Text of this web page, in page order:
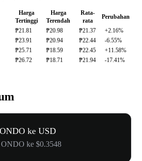
Harga
Tertinggi
Harga
Terendah
Rata-
rata
Perubahan
₱21.81 ₱20.98 ₱21.37
+2.16%
₱23.91 ₱20.94 ₱22.44
-6.55%
₱25.71 ₱18.59 ₱22.45
+11.58%
₱26.72 ₱18.71 ₱21.94 -17.41%
ke USD
ke $0.3548